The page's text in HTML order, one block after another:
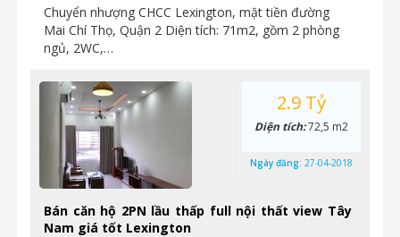
Chuyển nhượng CHCC Lexington, mặt tiền đường
Mai Chí Thọ, Quận 2 Diện tích: 71m2, gồm 2 phòng
ngủ, 2WC,…
Bán căn hộ 2PN lầu thấp full nội thất view Tây
Nam giá tốt Lexington
2.9 Tỷ
Diện tích:72,5 m2
Ngày đăng: 27-04-2018